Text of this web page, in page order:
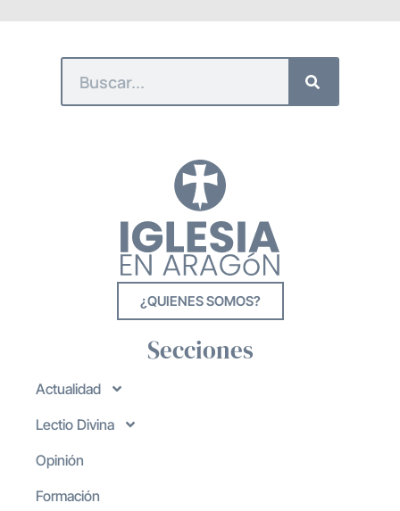
¿QUIENES SOMOS?
Secciones
Actualidad
Lectio Divina
Opinión
Formación